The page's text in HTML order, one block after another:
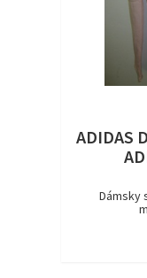
ADIDAS
Dámsky